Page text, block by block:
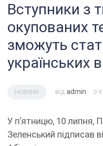
Вступники з
окупованих
зможуть
українських
НОВИНИ від admin 0
У п’ятницю, 10 липня,
Зеленський підписав